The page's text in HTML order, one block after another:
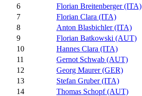
6
Florian Breitenberger (ITA)
7
Florian Clara (ITA)
8
Anton Blasbichler (ITA)
9
Florian Batkowski (AUT)
10
Hannes Clara (ITA)
11
Gernot Schwab (AUT)
12
Georg Maurer (GER)
13
Stefan Gruber (ITA)
14
Thomas Schopf (AUT)